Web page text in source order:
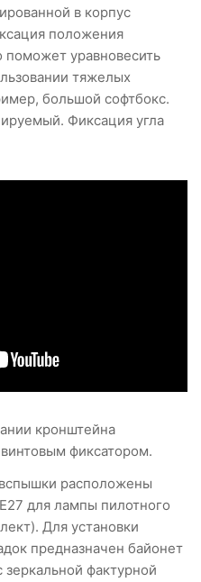
в корпус
положения
уравновесить
тяжелых
большой софтбокс.
Фиксация угла
кронштейна
фиксатором.
расположены
для лампы пилотного
Для установки
предназначен байонет
фактурной